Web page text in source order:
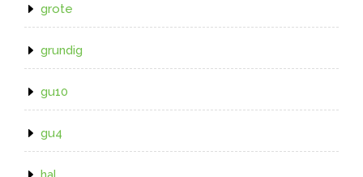
grote
grundig
gu10
gu4